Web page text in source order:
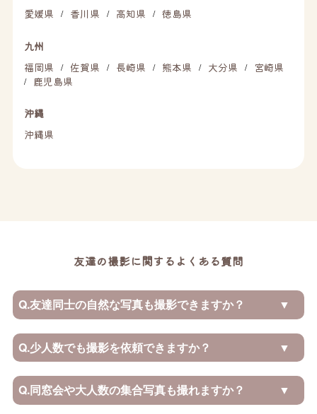
愛媛県
/ 香川県 / 高知県 / 徳島県
九州
福岡県
/ 佐賀県 / 長崎県 / 熊本県 / 大分県 / 宮崎県
/ 鹿児島県
沖縄
沖縄県
友達の撮影に関するよくある質問
Q.友達同士の自然な写真も撮影できますか？
Q.少人数でも撮影を依頼できますか？
Q.同窓会や大人数の集合写真も撮れますか？